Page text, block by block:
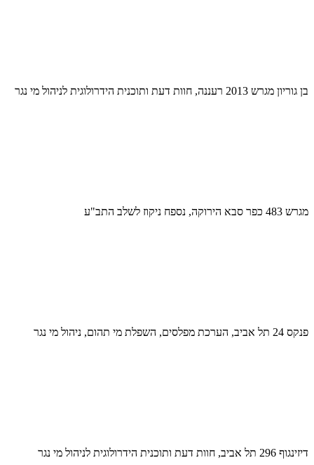
בן גוריון מגרש 2013 רעננה, חוות דעת ותוכנית הידרולוגית לניהול מי נגר
מגרש 483 כפר סבא הירוקה, נספח ניקוז לשלב התב"ע
פנקס 24 תל אביב, הערכת מפלסים, השפלת מי תהום, ניהול מי נגר
דיזינגוף 296 תל אביב, חוות דעת ותוכנית הידרולוגית לניהול מי נגר